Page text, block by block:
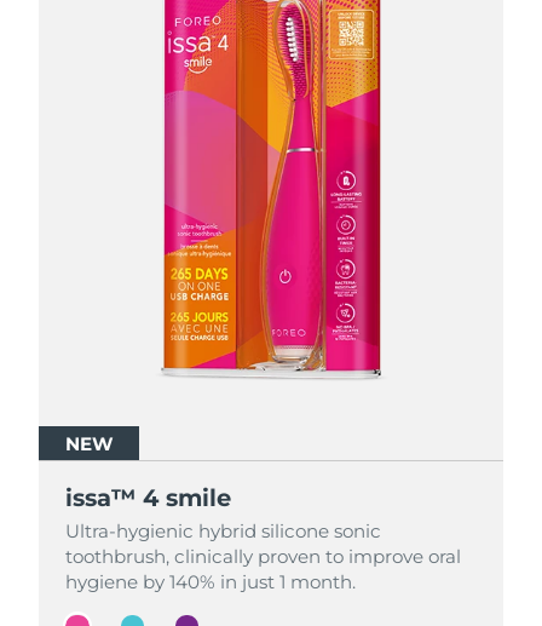
NEW
issa™ 4 smile
Ultra-hygienic hybrid silicone sonic
toothbrush, clinically proven to improve oral
hygiene by 140% in just 1 month.
NEW
issa™ 4 smile
Ultra-hygienic hybrid silicone sonic
toothbrush, clinically proven to improve oral
hygiene by 140% in just 1 month.
NEW
issa™ 4 smile
Ultra-hygienic hybrid silicone sonic
toothbrush, clinically proven to improve oral
hygiene by 140% in just 1 month.